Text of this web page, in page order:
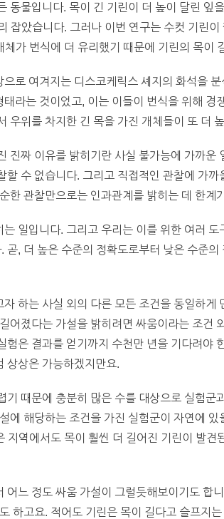
동물입니다. 목이 긴 기린이 더 높이 달린 잎
잡았습니다. 그러나 이번 연구는 수컷 기린
가 번식에 더 유리했기 때문에 기린의 목이
로 여겨지는 디스코케릭스 셰지의 화석을
라는 것이었고, 이는 이들이 번식을 위해 경
우위를 차지한 긴 목을 가진 개체들이 또 더
진짜 이유를 밝히기란 사실 불가능에 가까운
할 수 없습니다. 그리고 직접적인 관찰에 가
한 관찰만으로는 인과관계를 밝히는 데 한계
는 일입니다. 그리고 우리는 이를 위한 여러
곧, 더 높은 수준의 정확도로부터 낮은 수준
하는 사실 외의 다른 모든 조건을 동일하게
어졌다는 가설을 밝히려면 싸움이라는 조건
험은 결과를 얻기까지 수천만 년을 기다려야
상상은 가능하겠지만요.
때문에 충분히 많은 수를 대상으로 실험군
에 해당하는 조건을 가진 실험군이 자연에
지역에서도 목이 훨씬 더 길어진 기린이 발견
어느 정도 싸움 가설이 그럴듯해보이기도 합
하고요. 적어도 기린은 목이 길다고 슬프지